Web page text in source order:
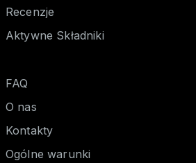
Recenzje
Aktywne Składniki
FAQ
O nas
Kontakty
Ogólne warunki